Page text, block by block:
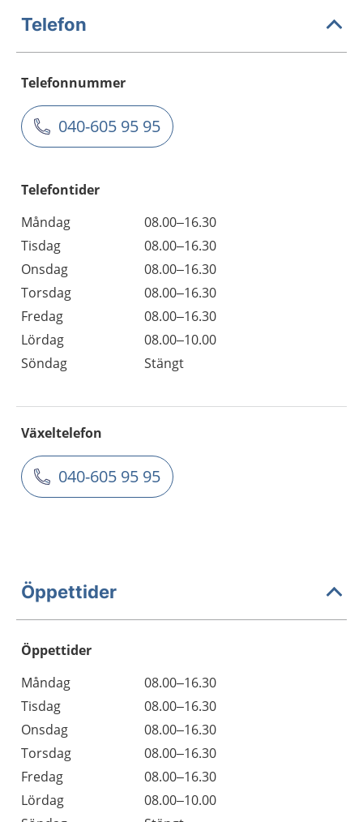
Telefon
Telefonnummer
040-605 95 95
Telefontider
Måndag
08.00–16.30
Tisdag
08.00–16.30
Onsdag
08.00–16.30
Torsdag
08.00–16.30
Fredag
08.00–16.30
Lördag
08.00–10.00
Söndag
Stängt
Växeltelefon
040-605 95 95
Öppettider
Öppettider
Dag
Öppettider
Kommentarer
Måndag
08.00–16.30
Tisdag
08.00–16.30
Onsdag
08.00–16.30
Torsdag
08.00–16.30
Fredag
08.00–16.30
Lördag
08.00–10.00